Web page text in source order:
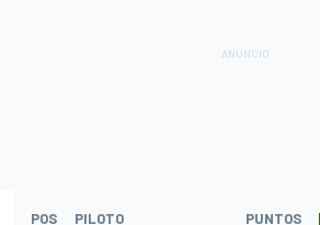
POS PILOTO PUNTOS